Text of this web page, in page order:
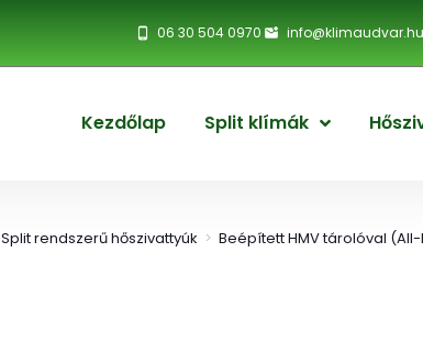
06 30 504 0970 info@klimaudvar.hu
Kezdőlap Split klímák
Split rendszerű hőszivattyúk > Beépített HMV tárolóval